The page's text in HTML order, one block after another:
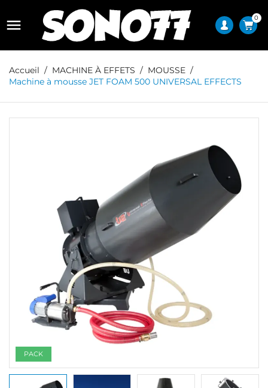
 0
Accueil MACHINE À EFFETS
MOUSSE
Machine à mousse JET FOAM 500 UNIVERSAL EFFECTS
PACK